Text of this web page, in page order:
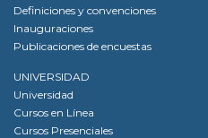
Definiciones y convenciones
Inauguraciones
Publicaciones de encuestas
UNIVERSIDAD
Universidad
Cursos en Línea
Cursos Presenciales